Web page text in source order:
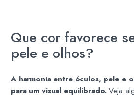
Que cor favorece
pele e olhos?
A harmonia entre óculos, pele e
para um visual equilibrado. Veja